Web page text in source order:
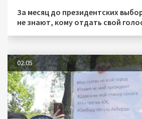
За месяц до президентских
не знают, кому отдать свой
02.05